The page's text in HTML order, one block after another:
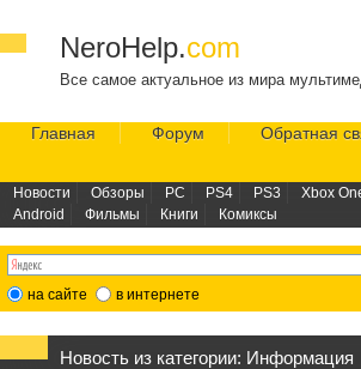
NeroHelp.com
Все самое актуальное из мира
Главная Форум Обратная
Новости Обзоры PC PS4 PS3 Xbox
Android
Фильмы Книги Комиксы
на сайте в интернете
Новость из категории: Информация